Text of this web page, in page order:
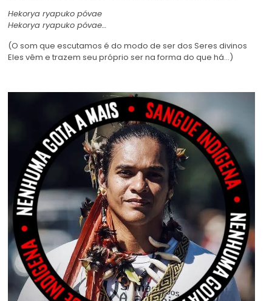
Hekorya ryapuko póvae
Hekorya ryapuko póvae…
(O som que escutamos é do modo de ser dos Seres divinos
Eles vêm e trazem seu próprio ser na forma do que há…)